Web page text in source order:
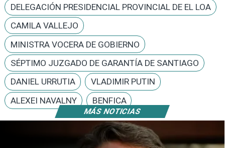
MÁS NOTICIAS
DELEGACIÓN PRESIDENCIAL PROVINCIAL DE EL LOA
CAMILA VALLEJO
MINISTRA VOCERA DE GOBIERNO
SÉPTIMO JUZGADO DE GARANTÍA DE SANTIAGO
DANIEL URRUTIA
VLADIMIR PUTIN
ALEXEI NAVALNY
BENFICA